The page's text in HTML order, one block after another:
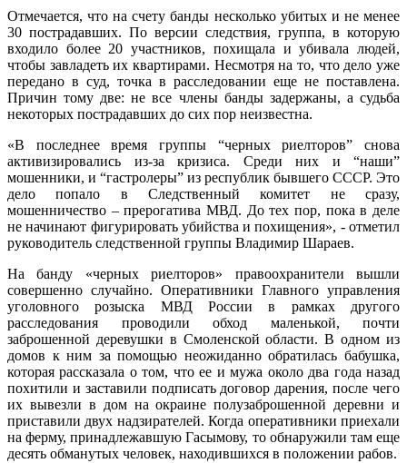
Отмечается, что на счету банды несколько убитых и не менее
30 пострадавших. По версии следствия, группа, в которую
входило более 20 участников, похищала и убивала людей,
чтобы завладеть их квартирами. Несмотря на то, что дело уже
передано в суд, точка в расследовании еще не поставлена.
Причин тому две: не все члены банды задержаны, а судьба
некоторых пострадавших до сих пор неизвестна.
«В последнее время группы “черных риелторов” снова
активизировались из-за кризиса. Среди них и “наши”
мошенники, и “гастролеры” из республик бывшего СССР. Это
дело попало в Следственный комитет не сразу,
мошенничество – прерогатива МВД. До тех пор, пока в деле
не начинают фигурировать убийства и похищения», - отметил
руководитель следственной группы Владимир Шараев.
На банду «черных риелторов» правоохранители вышли
совершенно случайно. Оперативники Главного управления
уголовного розыска МВД России в рамках другого
расследования проводили обход маленькой, почти
заброшенной деревушки в Смоленской области. В одном из
домов к ним за помощью неожиданно обратилась бабушка,
которая рассказала о том, что ее и мужа около два года назад
похитили и заставили подписать договор дарения, после чего
их вывезли в дом на окраине полузаброшенной деревни и
приставили двух надзирателей. Когда оперативники приехали
на ферму, принадлежавшую Гасымову, то обнаружили там еще
десять обманутых человек, находившихся в положении рабов.